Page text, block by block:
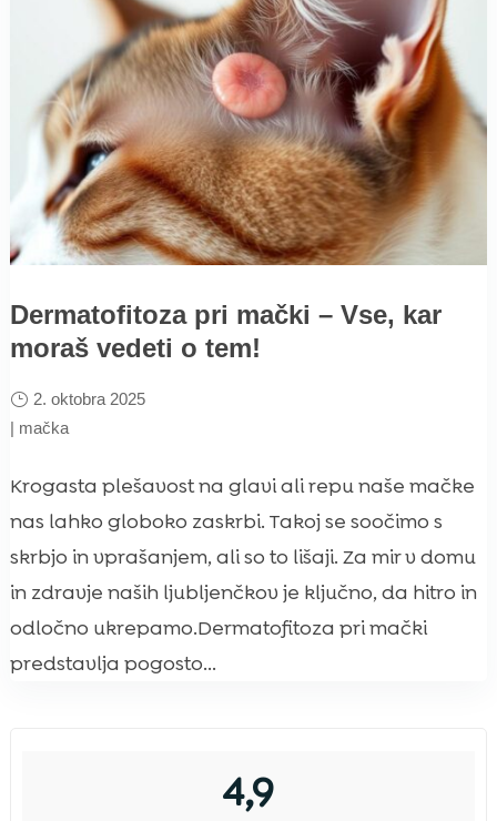
Dermatofitoza pri mački – Vse, kar
moraš vedeti o tem!
2. oktobra 2025
| mačka
Krogasta plešavost na glavi ali repu naše mačke
nas lahko globoko zaskrbi. Takoj se soočimo s
skrbjo in vprašanjem, ali so to lišaji. Za mir v domu
in zdravje naših ljubljenčkov je ključno, da hitro in
odločno ukrepamo.Dermatofitoza pri mački
predstavlja pogosto...
4,9